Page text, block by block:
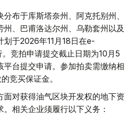
布于库斯塔奈州、阿克托别州、
、巴甫洛达尔州、乌勒套州以及
于2026年11月18日在e-
竞拍申请提交截止日期为10月5
平台提交申请。参加拍卖需缴纳相
竞买保证金。
面对获得油气区块开发权的地下资
相关企业须履行以下义务：